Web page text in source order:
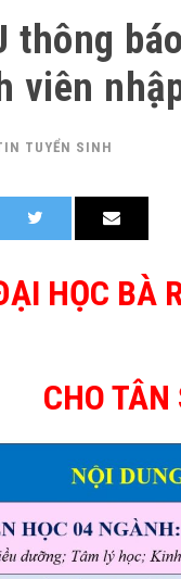
thông
viên
TUYỂN SINH
HỌC BÀ
CHO